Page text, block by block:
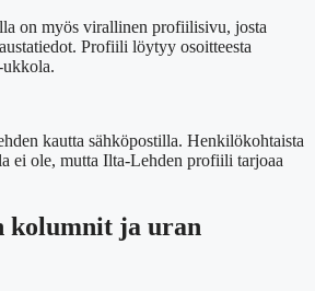
on myös virallinen profiilisivu, josta
Profiili löytyy osoitteesta
kautta sähköpostilla. Henkilökohtaista
ei ole, mutta Ilta-Lehden profiili tarjoaa
kolumnit ja uran